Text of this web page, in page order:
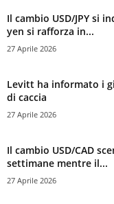
Il cambio USD/JPY si
yen si rafforza in...
27 Aprile 2026
Levitt ha informato i
di caccia
27 Aprile 2026
Il cambio USD/CAD
settimane mentre il...
27 Aprile 2026